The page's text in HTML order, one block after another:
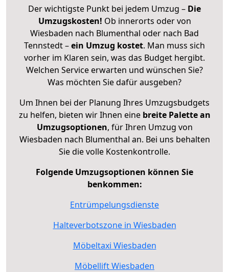
Der wichtigste Punkt bei jedem Umzug – Die
Umzugskosten! Ob innerorts oder von
Wiesbaden nach Blumenthal oder nach Bad
Tennstedt –ein Umzug kostet. Man muss sich
vorher im Klaren sein, was das Budget hergibt.
Welchen Service erwarten und wünschen Sie?
Was möchten Sie dafür ausgeben?
Um Ihnen bei der Planung Ihres Umzugsbudgets
zu helfen, bieten wir Ihnen eine breite Palette an
Umzugsoptionen, für Ihren Umzug von
Wiesbaden nach Blumenthal an. Bei uns behalten
Sie die volle Kostenkontrolle.
Folgende Umzugsoptionen können Sie
benkommen:
Entrümpelungsdienste
Halteverbotszone in Wiesbaden
Möbeltaxi Wiesbaden
Möbellift Wiesbaden